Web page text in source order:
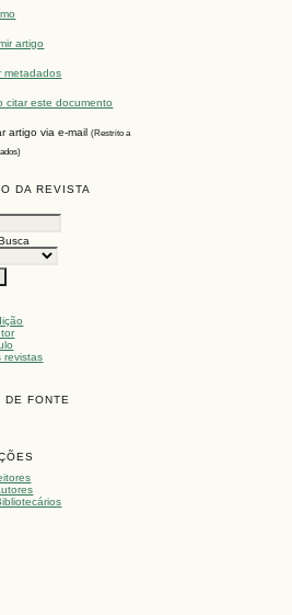
artigo
metadados
citar este documento
artigo via e-mail(Restrito a
DA REVISTA
revistas
DE FONTE